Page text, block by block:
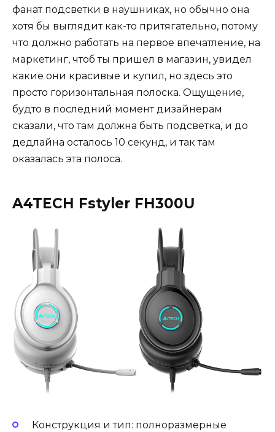
фанат подсветки в наушниках, но обычно она
хотя бы выглядит как-то притягательно, потому
что должно работать на первое впечатление, на
маркетинг, чтоб ты пришел в магазин, увидел
какие они красивые и купил, но здесь это
просто горизонтальная полоска. Ощущение,
будто в последний момент дизайнерам
сказали, что там должна быть подсветка, и до
дедлайна осталось 10 секунд, и так там
оказалась эта полоса.
A4TECH Fstyler FH300U
Конструкция и тип: полноразмерные